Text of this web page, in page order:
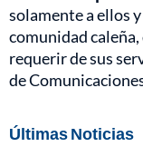
solamente a ellos
comunidad
requerir de sus
de
Últimas Noticias